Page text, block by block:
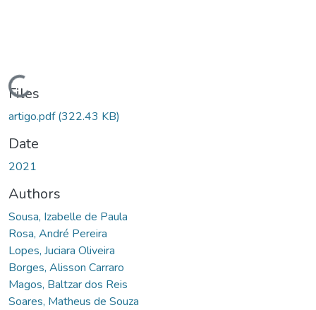
Loading...
Files
artigo.pdf(322.43 KB)
Date
2021
Authors
Sousa, Izabelle de Paula
Rosa, André Pereira
Lopes, Juciara Oliveira
Borges, Alisson Carraro
Magos, Baltzar dos Reis
Soares, Matheus de Souza